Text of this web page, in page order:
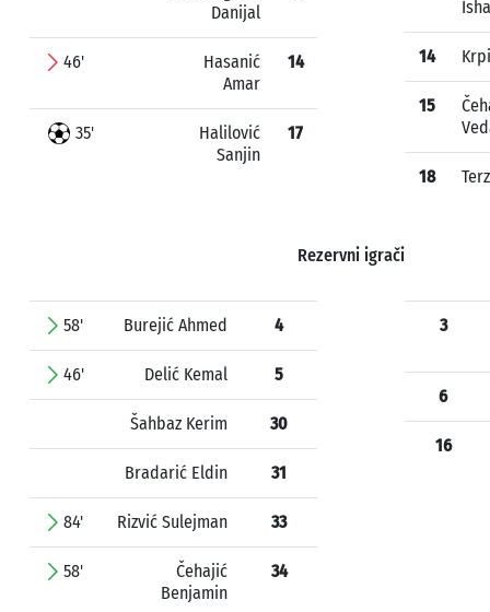
Danijal
46'
Hasanić
Amar
14
35'
Halilović
Sanjin
17
14
15
18
Rezervni igrači
58' Burejić Ahmed 4
46' Delić Kemal 5
Šahbaz Kerim 30
Bradarić Eldin 31
84' Rizvić Sulejman 33
58'
Čehajić
Benjamin
34
3
6
16